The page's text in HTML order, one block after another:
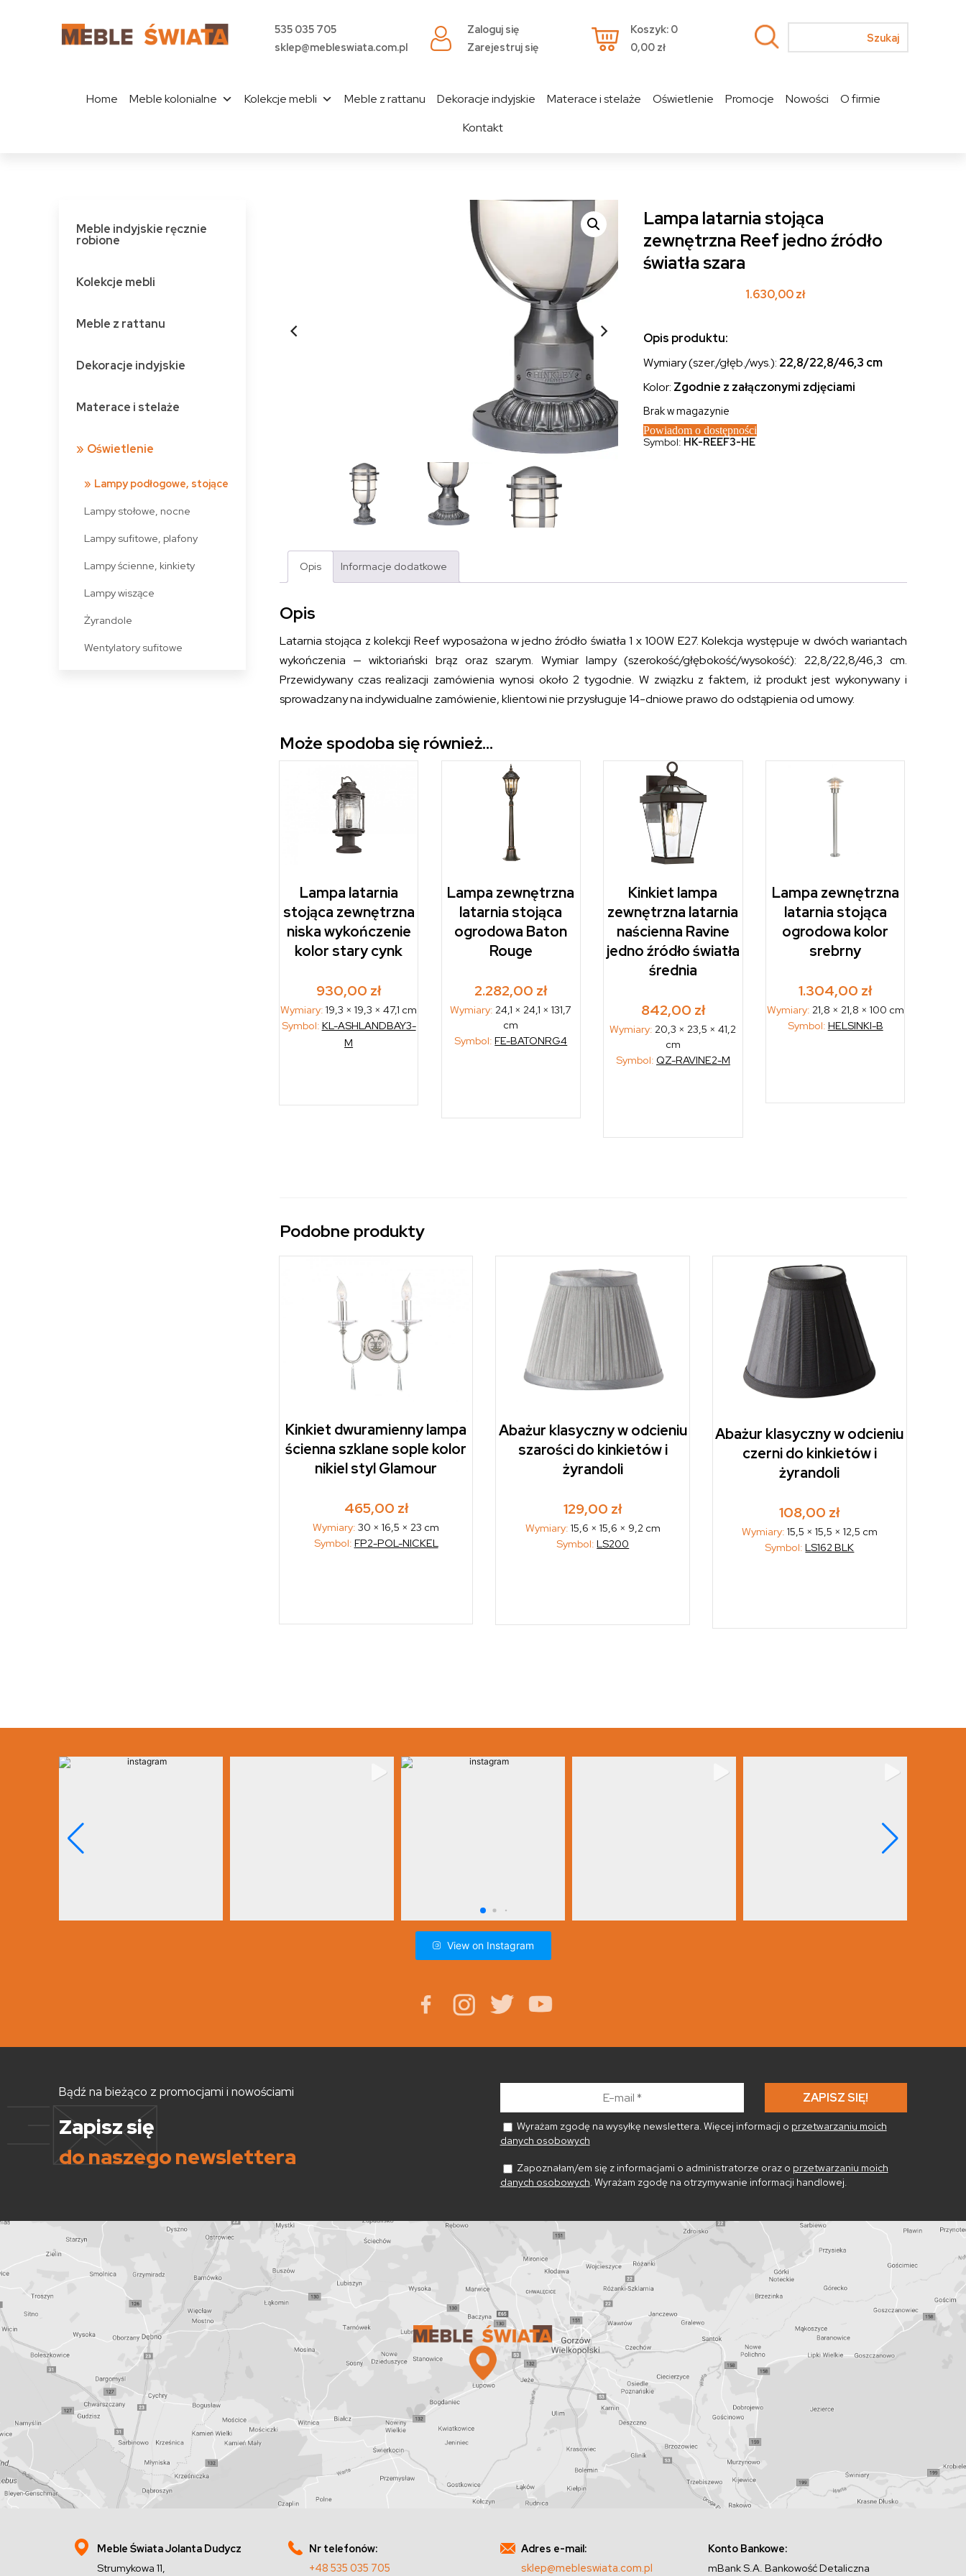
535 035 705
sklep@mebleswiata.com.pl
Zaloguj się
Zarejestruj się
Koszyk: 0
0,00 zł
Home Meble kolonialne Kolekcje mebli Meble z rattanu Dekoracje indyjskie Materace i stelaże Oświetlenie Promocje Nowości
O firmie
Kontakt
Meble indyjskie ręcznie
robione
Kolekcje mebli
Meble z rattanu
Dekoracje indyjskie
Materace i stelaże
Oświetlenie
Lampy podłogowe, stojące
Lampy stołowe, nocne
Lampy sufitowe, plafony
Lampy ścienne, kinkiety
Lampy wiszące
Żyrandole
Wentylatory sufitowe
Lampa latarnia stojąca
zewnętrzna Reef jedno źródło
światła szara
1.630,00zł
Opis produktu:
Wymiary (szer./głęb./wys.): 22,8/22,8/46,3 cm
Kolor: Zgodnie z załączonymi zdjęciami
Brak w magazynie
Powiadom o dostępności
Symbol: HK-REEF3-HE
Opis Informacje dodatkowe
Opis
Latarnia stojąca z kolekcji Reef wyposażona w jedno źródło światła 1 x 100W E27. Kolekcja występuje w dwóch wariantach
wykończenia — wiktoriański brąz oraz szarym. Wymiar lampy (szerokość/głębokość/wysokość): 22,8/22,8/46,3 cm.
Przewidywany czas realizacji zamówienia wynosi około 2 tygodnie. W związku z faktem, iż produkt jest wykonywany i
sprowadzany na indywidualne zamówienie, klientowi nie przysługuje 14-dniowe prawo do odstąpienia od umowy.
Może spodoba się również…
Lampa latarnia
stojąca zewnętrzna
niska wykończenie
kolor stary cynk
930,00 zł
Wymiary:19,3 × 19,3 × 47,1 cm
Symbol: KL-ASHLANDBAY3-
M
Lampa zewnętrzna
latarnia stojąca
ogrodowa Baton
Rouge
2.282,00 zł
Wymiary: 24,1 × 24,1 × 131,7
cm
Symbol:FE-BATONRG4
Kinkiet lampa
zewnętrzna latarnia
naścienna Ravine
jedno źródło światła
średnia
842,00 zł
Wymiary: 20,3 × 23,5 × 41,2
cm
Symbol: QZ-RAVINE2-M
Lampa zewnętrzna
latarnia stojąca
ogrodowa kolor
srebrny
1.304,00 zł
Wymiary: 21,8 × 21,8 × 100 cm
Symbol: HELSINKI-B
Podobne produkty
Kinkiet dwuramienny lampa
ścienna szklane sople kolor
nikiel styl Glamour
465,00 zł
Wymiary:30 × 16,5 × 23 cm
Symbol: FP2-POL-NICKEL
Abażur klasyczny w odcieniu
szarości do kinkietów i
żyrandoli
129,00 zł
Wymiary: 15,6 × 15,6 × 9,2 cm
Symbol:LS200
Abażur klasyczny w odcieniu
czerni do kinkietów i
żyrandoli
108,00 zł
Wymiary: 15,5 × 15,5 × 12,5 cm
Symbol:LS162 BLK
View on Instagram
Bądź na bieżąco z promocjami i nowościami
Zapisz się
do naszego newslettera
Wyrażam zgodę na wysyłkę newslettera. Więcej informacji o przetwarzaniu moich
danych osobowych
Zapoznałam/em się z informacjami o administratorze oraz o przetwarzaniu moich
danych osobowych. Wyrażam zgodę na otrzymywanie informacji handlowej.
Meble Świata Jolanta Dudycz
Strumykowa 11,
Nr telefonów:
+48 535 035 705
Adres e-mail:
sklep@mebleswiata.com.pl
Konto Bankowe:
mBank S.A. Bankowość Detaliczna